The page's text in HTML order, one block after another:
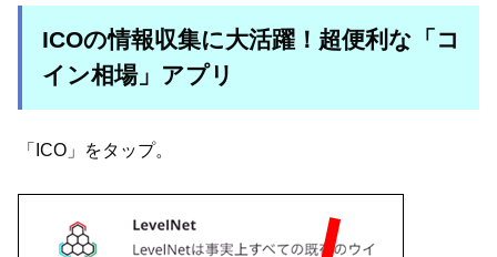
ICOの情報収集に大活躍！超便利な「コ
イン相場」アプリ
「ICO」をタップ。